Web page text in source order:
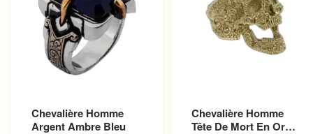
Chevalière Homme
Argent Ambre Bleu
Chevalière Homme
Tête De Mort En Or